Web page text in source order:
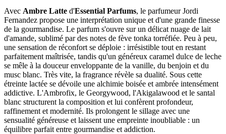
Avec Ambre Latte d'Essential Parfums, le parfumeur Jordi
Fernandez propose une interprétation unique et d'une grande finesse
de la gourmandise. Le parfum s'ouvre sur un délicat nuage de lait
d'amande, sublimé par des notes de fève tonka torréfiée. Peu à peu,
une sensation de réconfort se déploie : irrésistible tout en restant
parfaitement maîtrisée, tandis qu'un généreux caramel dulce de leche
se mêle à la douceur enveloppante de la vanille, du benjoin et du
musc blanc. Très vite, la fragrance révèle sa dualité. Sous cette
étreinte lactée se dévoile une alchimie boisée et ambrée intensément
addictive. L'Ambrofix, le Georgywood, l'Akigalawood et le santal
blanc structurent la composition et lui confèrent profondeur,
raffinement et modernité. Ils prolongent le sillage avec une
sensualité généreuse et laissent une empreinte inoubliable : un
équilibre parfait entre gourmandise et addiction.